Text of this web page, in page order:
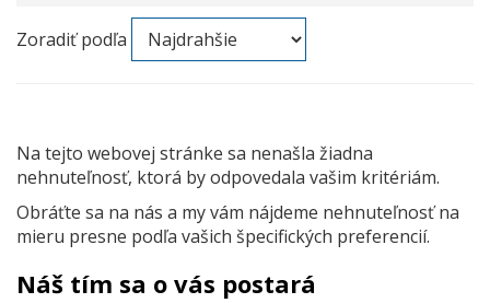
Zoradiť podľa
Na tejto webovej stránke sa nenašla žiadna
nehnuteľnosť, ktorá by odpovedala vašim kritériám.
Obráťte sa na nás a my vám nájdeme nehnuteľnosť na
mieru presne podľa vašich špecifických preferencií.
Náš tím sa o vás postará